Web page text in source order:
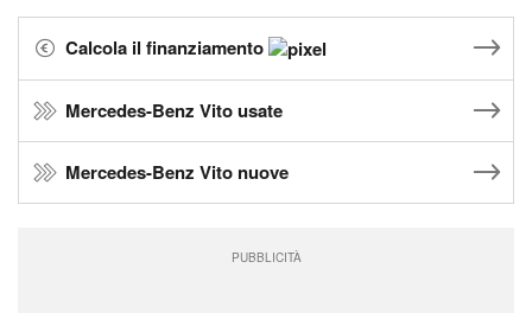
Calcola il finanziamento
Mercedes-Benz Vito usate
Mercedes-Benz Vito nuove
PUBBLICITÀ